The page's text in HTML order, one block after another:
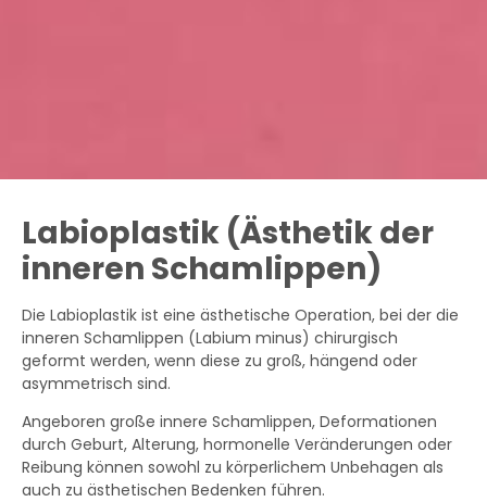
Labioplastik (Ästhetik der
inneren Schamlippen)
Die Labioplastik ist eine ästhetische Operation, bei der die
inneren Schamlippen (Labium minus) chirurgisch
geformt werden, wenn diese zu groß, hängend oder
asymmetrisch sind.
Angeboren große innere Schamlippen, Deformationen
durch Geburt, Alterung, hormonelle Veränderungen oder
Reibung können sowohl zu körperlichem Unbehagen als
auch zu ästhetischen Bedenken führen.